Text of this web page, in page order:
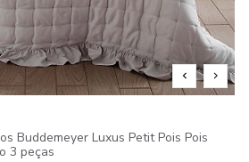
Buddemeyer Luxus Petit Pois Pois
3 peças